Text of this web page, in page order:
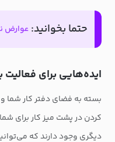
حتما بخوانید: عوارض
ایده‌هایی برای
بسته به فضای دفتر کار شما
کردن در پشت میز کار برای
دیگری وجود دارند که